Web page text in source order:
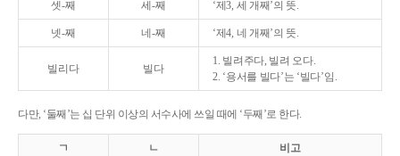
셋-째 세-째 ‘제3, 세 개째’의 뜻.
넷-째 네-째 ‘제4, 네 개째’의 뜻.
빌리다 빌다
1. 빌려주다, 빌려 오다.
2. ‘용서를 빌다’는 ‘빌다’임.
다만, ‘둘째’는 십 단위 이상의 서수사에 쓰일 때에 ‘두째’로 한다.
ㄱ ㄴ 비고